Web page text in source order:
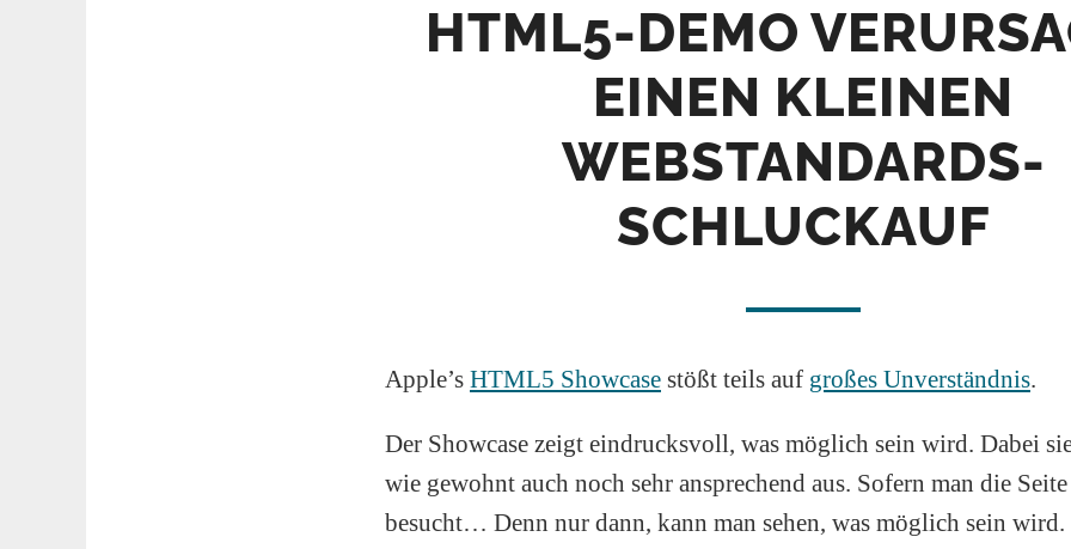
HTML5-DEMO
EINEN KLEINEN
WEBSTANDARDS-
SCHLUCKAUF
Apple’s HTML5 Showcase stößt teils auf großes Unverständnis.
Der Showcase zeigt eindrucksvoll, was möglich sein wird. Dabei
wie gewohnt auch noch sehr ansprechend aus. Sofern man die
besucht… Denn nur dann, kann man sehen, was möglich sein